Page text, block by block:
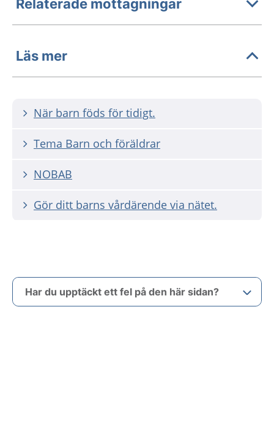
Relaterade mottagningar
Läs mer
När barn föds för tidigt.
Tema Barn och föräldrar
NOBAB
Gör ditt barns vårdärende via nätet.
Har du upptäckt ett fel på den här sidan?